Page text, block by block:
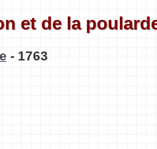
et de la
- 1763